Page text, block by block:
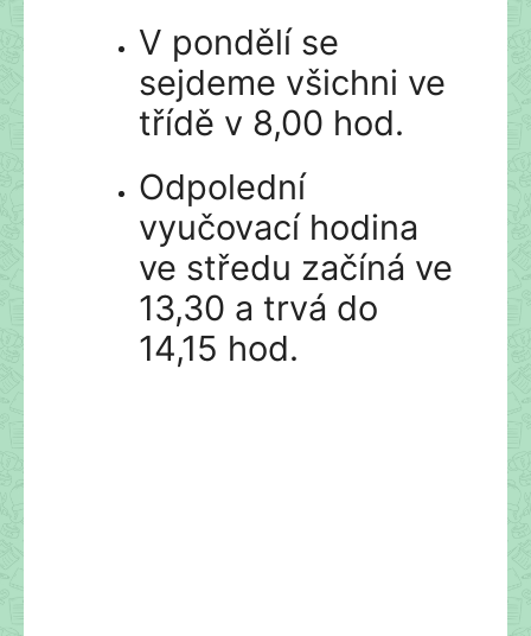
V pondělí se
sejdeme všichni ve
třídě v 8,00 hod.
Odpolední
vyučovací hodina
ve středu začíná ve
13,30 a trvá do
14,15 hod.